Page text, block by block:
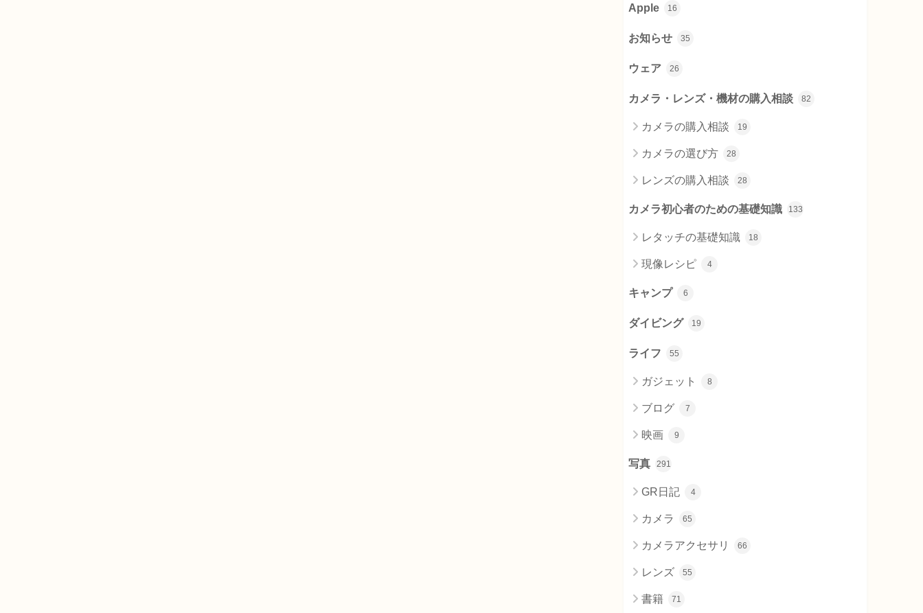
Apple 16
お知らせ 35
ウェア 26
カメラ・レンズ・機材の購入相談 82
カメラの購入相談 19
カメラの選び方 28
レンズの購入相談 28
カメラ初心者のための基礎知識 133
レタッチの基礎知識 18
現像レシピ 4
キャンプ 6
ダイビング 19
ライフ 55
ガジェット 8
ブログ 7
映画 9
写真 291
GR日記 4
カメラ 65
カメラアクセサリ 66
レンズ 55
書籍 71